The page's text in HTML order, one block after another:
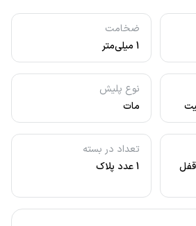
ضخامت
1 میلی‌متر
نوع پلیش
مات
قفل
تعداد در بسته
1 عدد پلاک